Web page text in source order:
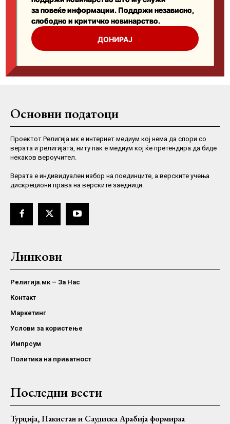
Основни податоци
Проектот Религија.мк е интернет медиум кој нема да спори со
верата и религијата, ниту пак е медиум кој ќе претендира да биде
некаков вероучител.
Верaта е индивидуален избор на поединците, а верските учења
дискрециони права на верските заедници.
Линкови
Религија.мк – За Нас
Контакт
Маркетинг
Услови за користење
Импрсум
Политика на приватност
Последни вести
Турција, Пакистан и Саудиска Арабија формираа